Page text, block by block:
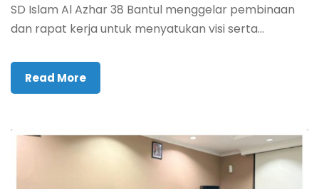
SD Islam Al Azhar 38 Bantul menggelar pembinaan
dan rapat kerja untuk menyatukan visi serta...
Read More